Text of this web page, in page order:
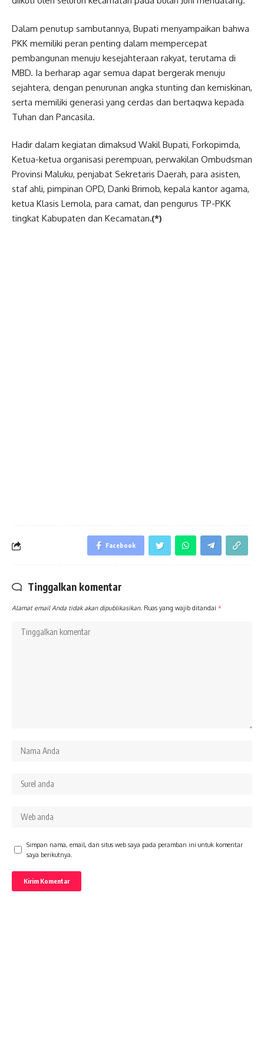
Dalam penutup sambutannya, Bupati menyampaikan bahwa
PKK memiliki peran penting dalam mempercepat
pembangunan menuju kesejahteraan rakyat, terutama di
MBD. Ia berharap agar semua dapat bergerak menuju
sejahtera, dengan penurunan angka stunting dan kemiskinan,
serta memiliki generasi yang cerdas dan bertaqwa kepada
Tuhan dan Pancasila.
Hadir dalam kegiatan dimaksud Wakil Bupati, Forkopimda,
Ketua-ketua organisasi perempuan, perwakilan Ombudsman
Provinsi Maluku, penjabat Sekretaris Daerah, para asisten,
staf ahli, pimpinan OPD, Danki Brimob, kepala kantor agama,
ketua Klasis Lemola, para camat, dan pengurus TP-PKK
tingkat Kabupaten dan Kecamatan.(*)
Facebook
Tinggalkan komentar
Alamat email Anda tidak akan dipublikasikan. Ruas yang wajib ditandai *
Simpan nama, email, dan situs web saya pada peramban ini untuk komentar
saya berikutnya.